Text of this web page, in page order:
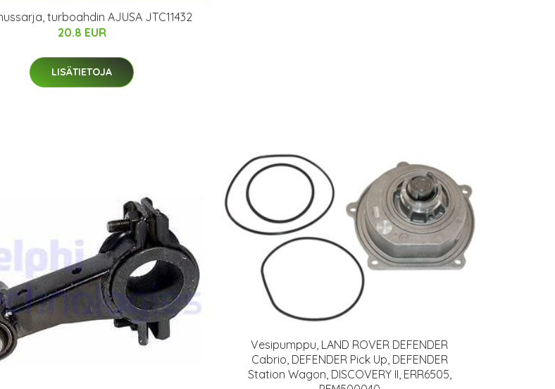
turboahdin AJUSA JTC11432
20.8 EUR
LISÄTIETOJA
Vesipumppu, LAND ROVER DEFENDER
Cabrio, DEFENDER Pick Up, DEFENDER
Station Wagon, DISCOVERY II, ERR6505,